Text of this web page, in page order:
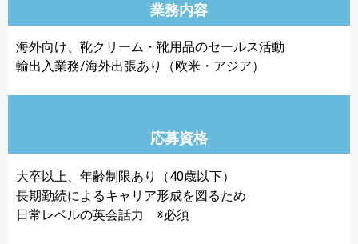
業務内容
海外向け、靴クリーム・靴用品のセールス活動
輸出入業務/海外出張あり（欧米・アジア）
応募資格
大卒以上、年齢制限あり（40歳以下）
長期勤続によるキャリア形成を図るため
日常レベルの英会話力 ※必須